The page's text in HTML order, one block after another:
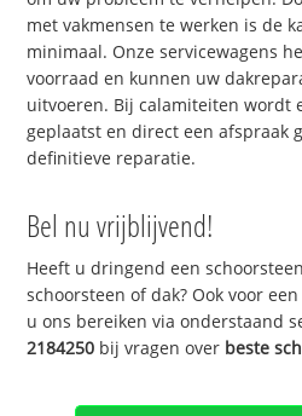
met vakmensen te werken is de
minimaal. Onze servicewagens
voorraad en kunnen uw
uitvoeren. Bij calamiteiten wordt
geplaatst en direct een afspraak
definitieve reparatie.
Bel nu vrijblijvend!
Heeft u dringend een
schoorsteen of dak? Ook voor
u ons bereiken via onderstaand
2184250 bij vragen over beste